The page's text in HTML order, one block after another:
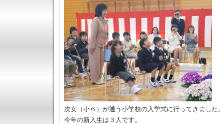
次女（小６）が通う小学校の入学式に行ってきました
今年の新入生は３人です。